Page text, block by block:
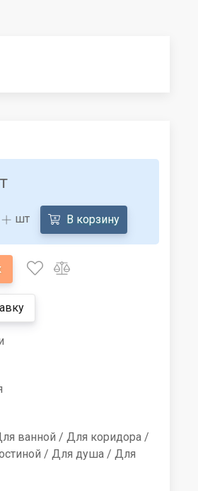
шт В корзину
ванной / Для коридора /
/ Для душа / Для